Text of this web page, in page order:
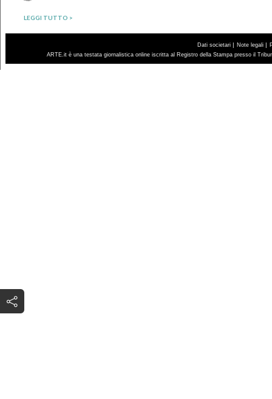
LEGGI TUTTO >
Dati societari | Note legali |
ARTE.it è una testata giornalistica online iscritta al Registro della Stampa presso il